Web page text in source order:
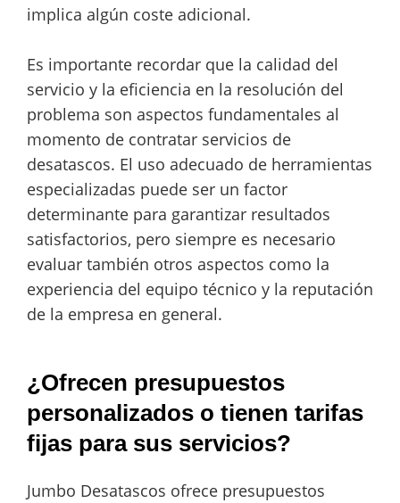
implica algún coste adicional.
Es importante recordar que la calidad del
servicio y la eficiencia en la resolución del
problema son aspectos fundamentales al
momento de contratar servicios de
desatascos. El uso adecuado de herramientas
especializadas puede ser un factor
determinante para garantizar resultados
satisfactorios, pero siempre es necesario
evaluar también otros aspectos como la
experiencia del equipo técnico y la reputación
de la empresa en general.
¿Ofrecen presupuestos
personalizados o tienen tarifas
fijas para sus servicios?
Jumbo Desatascos ofrece presupuestos